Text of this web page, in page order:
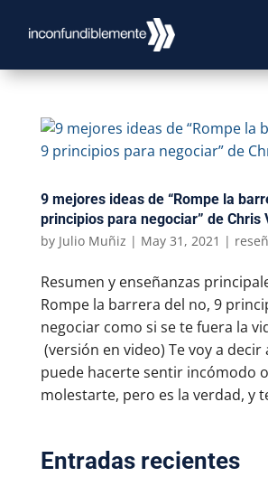
9 mejores ideas de “Rompe la
principios para negociar” de Chris
by Julio Muñiz | May 31, 2021 |
Resumen y enseñanzas
Rompe la barrera del no, 9
negociar como si se te fuera la
(versión en video) Te voy a decir
puede hacerte sentir incómodo
molestarte, pero es la verdad, y
Entradas recientes